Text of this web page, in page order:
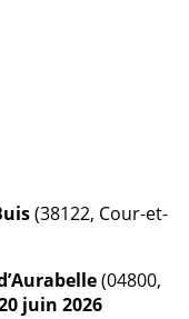
(38122, Cour-et-
(04800,
juin 2026